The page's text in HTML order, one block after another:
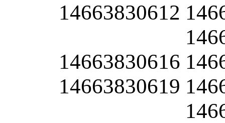
14663830612
14663830616
14663830619